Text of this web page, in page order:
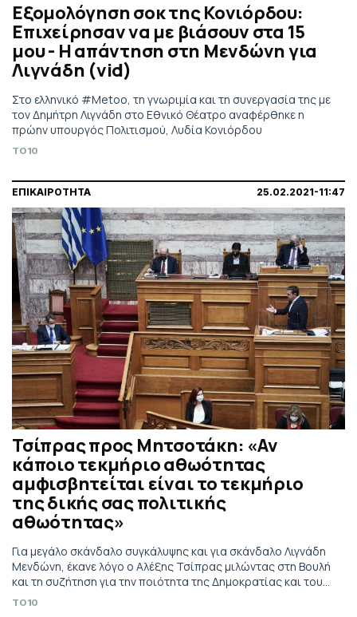
Εξομολόγηση σοκ της Κονιόρδου:
Επιχείρησαν να με βιάσουν στα 15
μου - Η απάντηση στη Μενδώνη για
Λιγνάδη (vid)
Στο ελληνικό #Metoo, τη γνωριμία και τη συνεργασία της με
τον Δημήτρη Λιγνάδη στο Εθνικό Θέατρο αναφέρθηκε η
πρώην υπουργός Πολιτισμού, Λυδία Κονιόρδου
TO10
ΕΠΙΚΑΙΡΟΤΗΤΑ 25.02.2021-11:47
Τσίπρας προς Μητσοτάκη: «Αν
κάποιο τεκμήριο αθωότητας
αμφισβητείται είναι το τεκμήριο
της δικής σας πολιτικής
αθωότητας»
Για μεγάλο σκάνδαλο συγκάλυψης και για σκάνδαλο Λιγνάδη
Μενδώνη, έκανε λόγο ο Αλέξης Τσίπρας μιλώντας στη Βουλή
και τη συζήτηση για την ποιότητα της Δημοκρατίας και του
Δημοσίου Διαλόγου.
TO10